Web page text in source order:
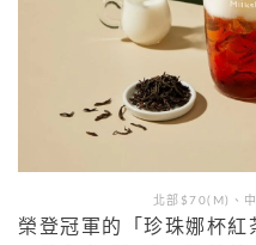
北部$70(M)、
榮登冠軍的「珍珠娜杯紅